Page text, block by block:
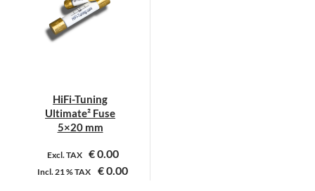
Deze
optie
de
productpagina
HiFi-Tuning
Ultimate² Fuse
5×20 mm
Excl. TAX €0.00
Incl.21 %TAX €0.00